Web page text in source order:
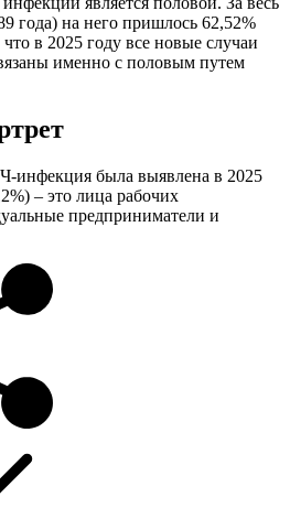
года) на него пришлось 62,52%
в 2025 году все новые случаи
именно с половым путем
инфекция была выявлена в 2025
– это лица рабочих
предприниматели и